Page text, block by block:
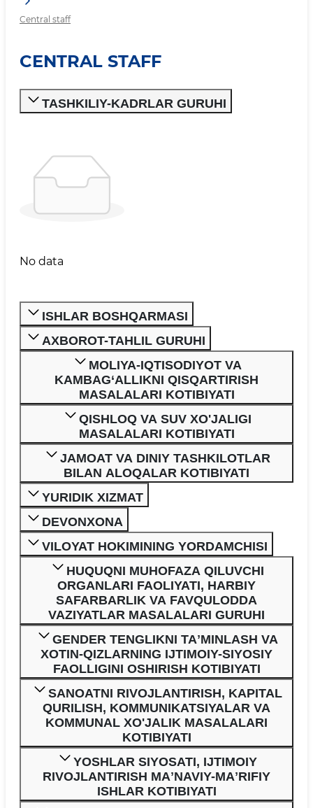
Central staff
CENTRAL STAFF
TASHKILIY-KADRLAR GURUHI
No data
ISHLAR BOSHQARMASI
AXBOROT-TAHLIL GURUHI
MOLIYA-IQTISODIYOT VA
KAMBAG‘ALLIKNI QISQARTIRISH
MASALALARI KOTIBIYATI
QISHLOQ VA SUV XO'JALIGI
MASALALARI KOTIBIYATI
JAMOAT VA DINIY TASHKILOTLAR
BILAN ALOQALAR KOTIBIYATI
YURIDIK XIZMAT
DEVONXONA
VILOYAT HOKIMINING YORDAMCHISI
HUQUQNI MUHOFAZA QILUVCHI
ORGANLARI FAOLIYATI, HARBIY
SAFARBARLIK VA FAVQULODDA
VAZIYATLAR MASALALARI GURUHI
GENDER TENGLIKNI TAʼMINLASH VA
XOTIN-QIZLARNING IJTIMOIY-SIYOSIY
FAOLLIGINI OSHIRISH KOTIBIYATI
SANOATNI RIVOJLANTIRISH, KAPITAL
QURILISH, KOMMUNIKATSIYALAR VA
KOMMUNAL XO'JALIK MASALALARI
KOTIBIYATI
YOSHLAR SIYOSATI, IJTIMOIY
RIVOJLANTIRISH MAʼNAVIY-MAʼRIFIY
ISHLAR KOTIBIYATI